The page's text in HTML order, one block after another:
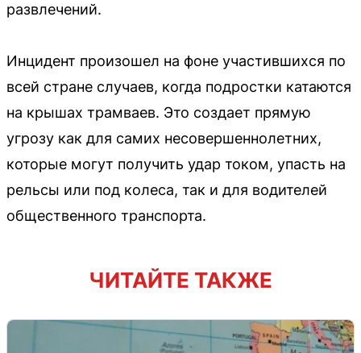
развлечений.
Инцидент произошел на фоне участившихся по
всей стране случаев, когда подростки катаются
на крышах трамваев. Это создает прямую
угрозу как для самих несовершеннолетних,
которые могут получить удар током, упасть на
рельсы или под колеса, так и для водителей
общественного транспорта.
ЧИТАЙТЕ ТАКЖЕ